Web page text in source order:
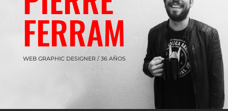
FERRAM
WEB GRAPHIC DESIGNER / 36 AÑOS